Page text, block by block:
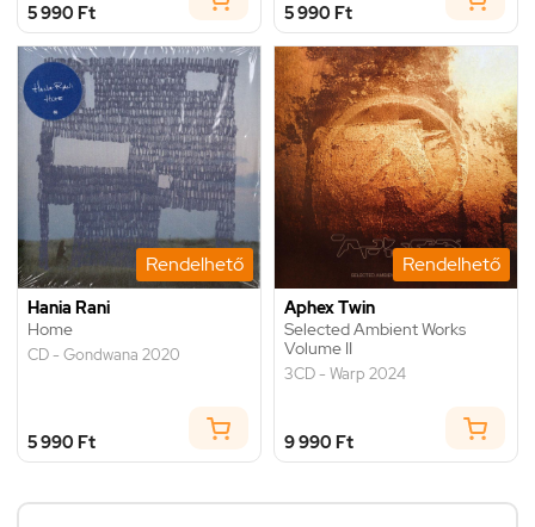
5 990 Ft 5 990 Ft
Rendelhető
Hania Rani
Home
CD - Gondwana 2020
5 990 Ft
Rendelhető
Aphex Twin
Selected Ambient Works
Volume II
3CD - Warp 2024
9 990 Ft